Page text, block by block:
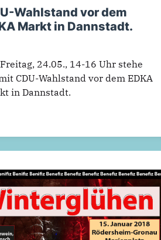
Wahlstand vor dem
Markt in Dannstadt.
24.05., 14-16 Uhr stehe
CDU-Wahlstand vor dem EDKA
in Dannstadt.